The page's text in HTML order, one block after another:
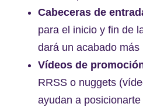
Cabeceras de
para el inicio y fin de
dará un acabado más
Vídeos de
RRSS o nuggets
ayudan a